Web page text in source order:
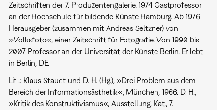
Zeitschriften der 7. Produzentengalerie. 1974 Gastprofessor
an der Hochschule für bildende Künste Hamburg. Ab 1976
Herausgeber (zusammen mit Andreas Seltzner) von
»Volksfoto«, einer Zeitschrift für Fotografie. Von 1990 bis
2007 Professor an der Universität der Künste Berlin. Er lebt
in Berlin, DE.
Lit .: Klaus Staudt und D. H. (Hg.), »Drei Problem aus dem
Bereich der Informationsästhetik«, München, 1966. D. H.,
»Kritik des Konstruktivismus«, Ausstellung. Kat., 7.